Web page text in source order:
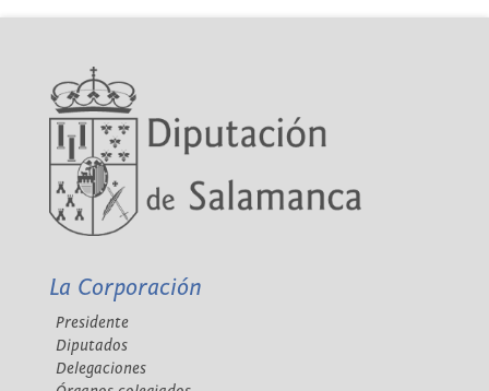
La Corporación
Presidente
Diputados
Delegaciones